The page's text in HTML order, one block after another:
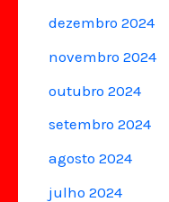
dezembro 2024
novembro 2024
outubro 2024
setembro 2024
agosto 2024
julho 2024